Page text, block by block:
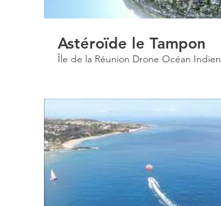
Astéroïde le Tampon
Île de la Réunion Drone Océan Indien